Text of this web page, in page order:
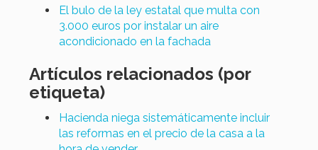
El bulo de la ley estatal que multa con
3.000 euros por instalar un aire
acondicionado en la fachada
Artículos relacionados (por
etiqueta)
Hacienda niega sistemáticamente incluir
las reformas en el precio de la casa a la